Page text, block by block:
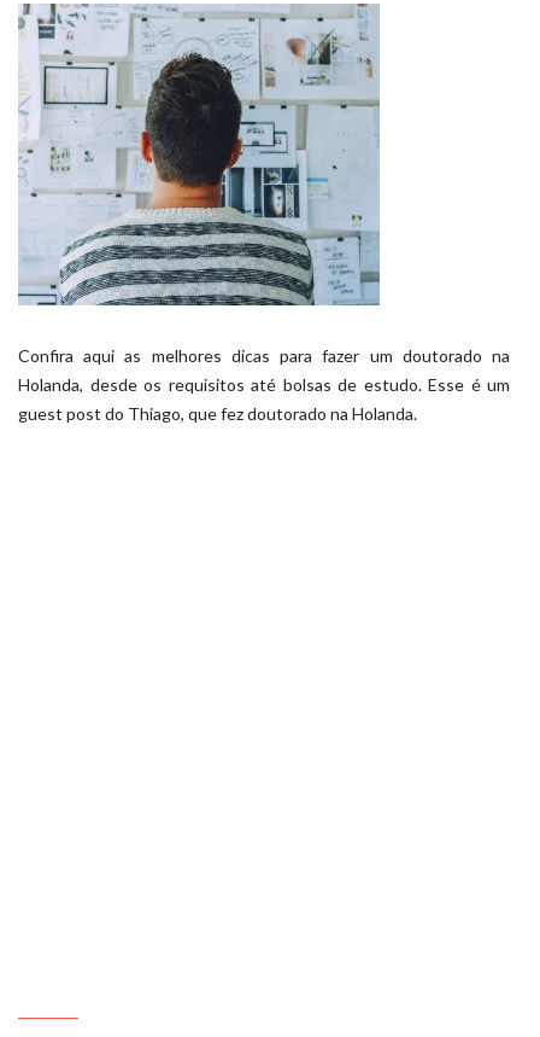
Confira aqui as melhores dicas para fazer um doutorado na
Holanda, desde os requisitos até bolsas de estudo. Esse é um
guest post do Thiago, que fez doutorado na Holanda.